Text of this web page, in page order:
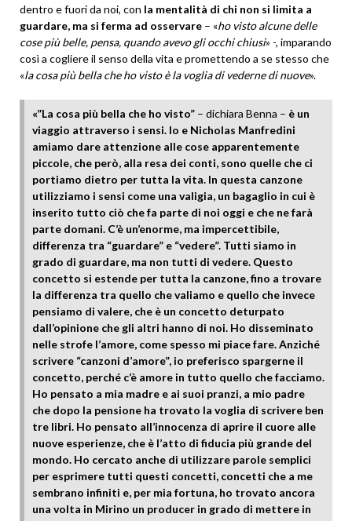
dentro e fuori da noi, con la mentalità di chi non si limita a
guardare, ma si ferma ad osservare – «ho visto alcune delle
cose più belle, pensa, quando avevo gli occhi chiusi» -, imparando
così a cogliere il senso della vita e promettendo a se stesso che
«la cosa più bella che ho visto è la voglia di vederne di nuove».
«”La cosa più bella che ho visto” – dichiara Benna – è un
viaggio attraverso i sensi. Io e Nicholas Manfredini
amiamo dare attenzione alle cose apparentemente
piccole, che però, alla resa dei conti, sono quelle che ci
portiamo dietro per tutta la vita. In questa canzone
utilizziamo i sensi come una valigia, un bagaglio in cui è
inserito tutto ciò che fa parte di noi oggi e che ne farà
parte domani. C’è un’enorme, ma impercettibile,
differenza tra “guardare” e “vedere”. Tutti siamo in
grado di guardare, ma non tutti di vedere. Questo
concetto si estende per tutta la canzone, fino a trovare
la differenza tra quello che valiamo e quello che invece
pensiamo di valere, che è un concetto deturpato
dall’opinione che gli altri hanno di noi. Ho disseminato
nelle strofe l’amore, come spesso mi piace fare. Anziché
scrivere “canzoni d’amore”, io preferisco spargerne il
concetto, perché c’è amore in tutto quello che facciamo.
Ho pensato a mia madre e ai suoi pranzi, a mio padre
che dopo la pensione ha trovato la voglia di scrivere ben
tre libri. Ho pensato all’innocenza di aprire il cuore alle
nuove esperienze, che è l’atto di fiducia più grande del
mondo. Ho cercato anche di utilizzare parole semplici
per esprimere tutti questi concetti, concetti che a me
sembrano infiniti e, per mia fortuna, ho trovato ancora
una volta in Mirino un producer in grado di mettere in